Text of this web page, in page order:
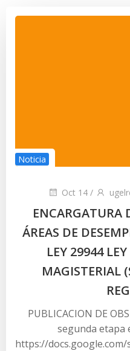
Noticia
Oct 14 /
ENCARGATURA
ÁREAS DE
LEY 29944
MAGISTERIAL
PUBLICACION DE
segunda etapa
https://